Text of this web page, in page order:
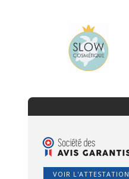
VOIR L'ATTESTATION